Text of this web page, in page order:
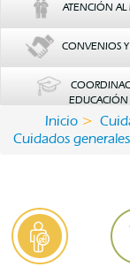
ATENCIÓN AL
CONVENIOS
EDUCACIÓN
Inicio
Cuidados generales